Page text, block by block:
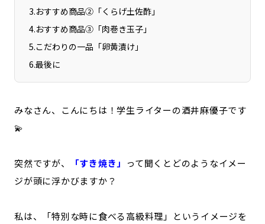
3.おすすめ商品②「くらげ土佐酢」
4.おすすめ商品③「肉巻き玉子」
5.こだわりの一品「卵黄漬け」
6.最後に
みなさん、こんにちは！学生ライターの酒井麻優子です
💫
突然ですが、 「すき焼き」
って聞くとどのようなイメー
ジが頭に浮かびますか？
私は、「特別な時に食べる高級料理」というイメージを